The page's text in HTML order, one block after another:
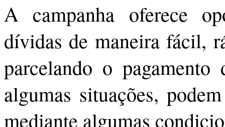
A campanha oferece
dívidas de maneira fácil,
parcelando o
algumas situações,
mediante algumas